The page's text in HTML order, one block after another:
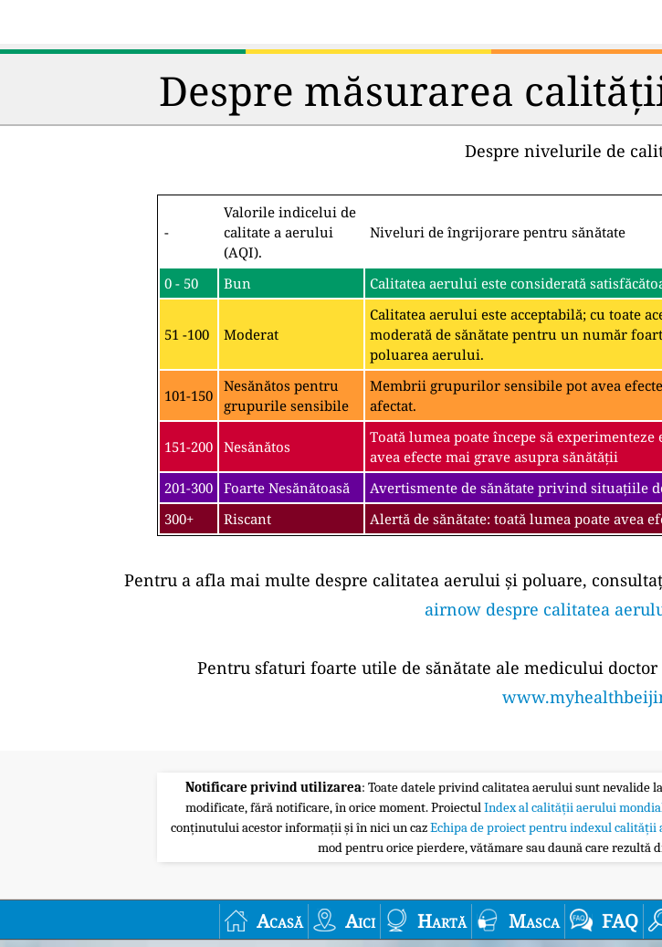
Despre măsurarea
Despre nivelurile de
-
Valorile indicelui de
calitate a aerului
(AQI).
Niveluri de îngrijorare pentru sănătate
0 - 50 Bun Calitatea aerului este considerată
51 -100 Moderat
Calitatea aerului este acceptabilă; cu toate
moderată de sănătate pentru un număr
poluarea aerului.
101-150
Nesănătos pentru
grupurile sensibile
Membrii grupurilor sensibile pot avea
afectat.
151-200 Nesănătos
Toată lumea poate începe să
avea efecte mai grave asupra sănătății
201-300 Foarte Nesănătoasă
Avertismente de sănătate privind situațiile
300+
Riscant Alertă de sănătate: toată lumea poate avea
Pentru a afla mai multe despre calitatea aerului și poluare,
airnow despre calitatea
Pentru sfaturi foarte utile de sănătate ale medicului
Notificare privind utilizarea: Toate datele privind calitatea aerului sunt nevalide
modificate, fără notificare, în orice moment. ProiectulIndex al calității aerului
conținutului acestor informații și în nici un cazEchipa de proiect pentru indexul calității
mod pentru orice pierdere, vătămare sau daună care rezultă
Acasă Aici Hartă Masca FAQ